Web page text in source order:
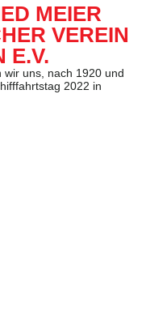
MEIER
VEREIN
E.V.
wir uns, nach 1920 und
2022 in